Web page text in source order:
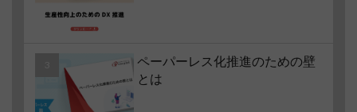
ペーパーレス化推進のための壁
とは